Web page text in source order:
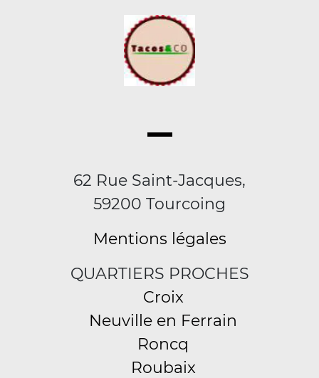
62 Rue Saint-Jacques,
59200 Tourcoing
Mentions légales
QUARTIERS PROCHES
Croix
Neuville en Ferrain
Roncq
Roubaix